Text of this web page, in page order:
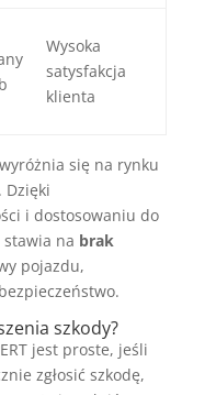
Wysoka
satysfakcja
klienta
się na rynku
Dzięki
i dostosowaniu do
na brak
pojazdu,
szkody?
jest proste, jeśli
zgłosić szkodę,